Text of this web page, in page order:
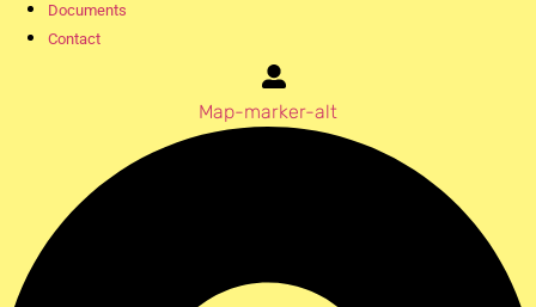
Documents
Contact
Map-marker-alt